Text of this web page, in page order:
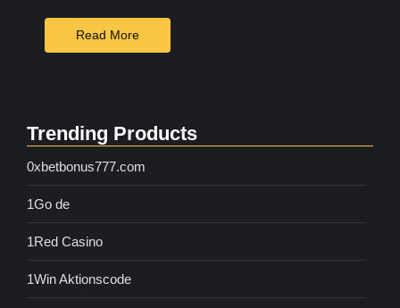
Read More
Trending Products
0xbetbonus777.com
1Go de
1Red Casino
1Win Aktionscode